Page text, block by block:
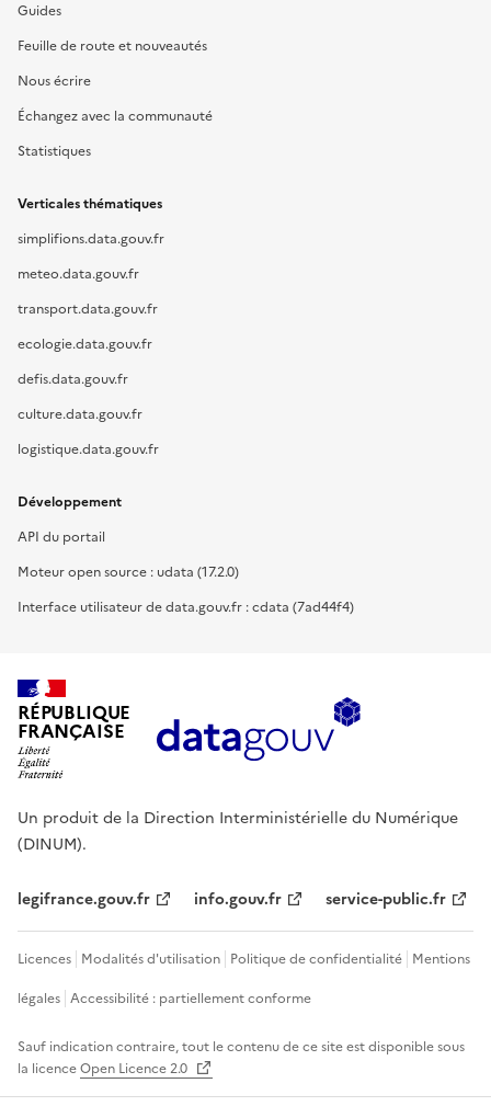
Guides
Feuille de route et nouveautés
Nous écrire
Échangez avec la communauté
Statistiques
Verticales thématiques
simplifions.data.gouv.fr
meteo.data.gouv.fr
transport.data.gouv.fr
ecologie.data.gouv.fr
defis.data.gouv.fr
culture.data.gouv.fr
logistique.data.gouv.fr
Développement
API du portail
Moteur open source : udata (17.2.0)
Interface utilisateur de data.gouv.fr : cdata (7ad44f4)
RÉPUBLIQUE
FRANÇAISE
Un produit de la Direction Interministérielle du Numérique
(DINUM).
legifrance.gouv.fr info.gouv.fr service-public.fr
Licences Modalités d'utilisation Politique de confidentialité Mentions
légales Accessibilité : partiellement conforme
Sauf indication contraire, tout le contenu de ce site est disponible sous
la licenceOpen Licence 2.0